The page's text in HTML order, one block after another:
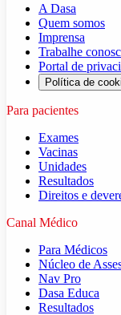
A Dasa
Quem somos
Imprensa
Trabalhe
Portal de
Política de
Para pacientes
Exames
Vacinas
Unidades
Resultados
Direitos e
Canal Médico
Para Médicos
Núcleo de
Nav Pro
Dasa Educa
Resultados